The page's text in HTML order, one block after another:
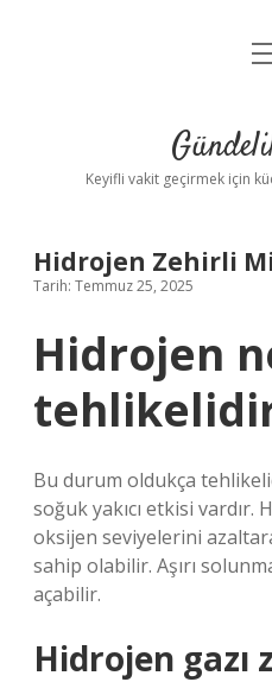
Yasal
Keyifli vakit geçirmek için
Hidrojen Zehirli
Tarih: Temmuz 25, 2025
Hidrojen
Bu durum oldukça
soğuk yakıcı etkisi vardır.
oksijen seviyelerini
sahip olabilir. Aşırı
açabilir.
Hidrojen gazı